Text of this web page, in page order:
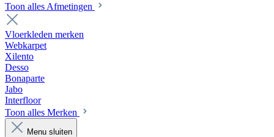
Toon alles Afmetingen
Vloerkleden merken
Webkarpet
Xilento
Desso
Bonaparte
Jabo
Interfloor
Toon alles Merken
Menu sluiten